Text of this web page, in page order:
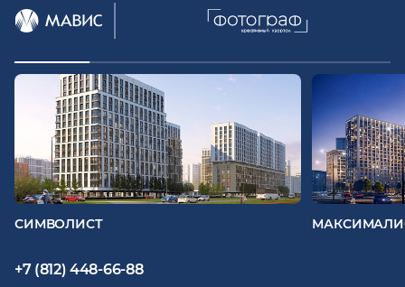
СИМВОЛИСТ
+7 (812) 448-66-88